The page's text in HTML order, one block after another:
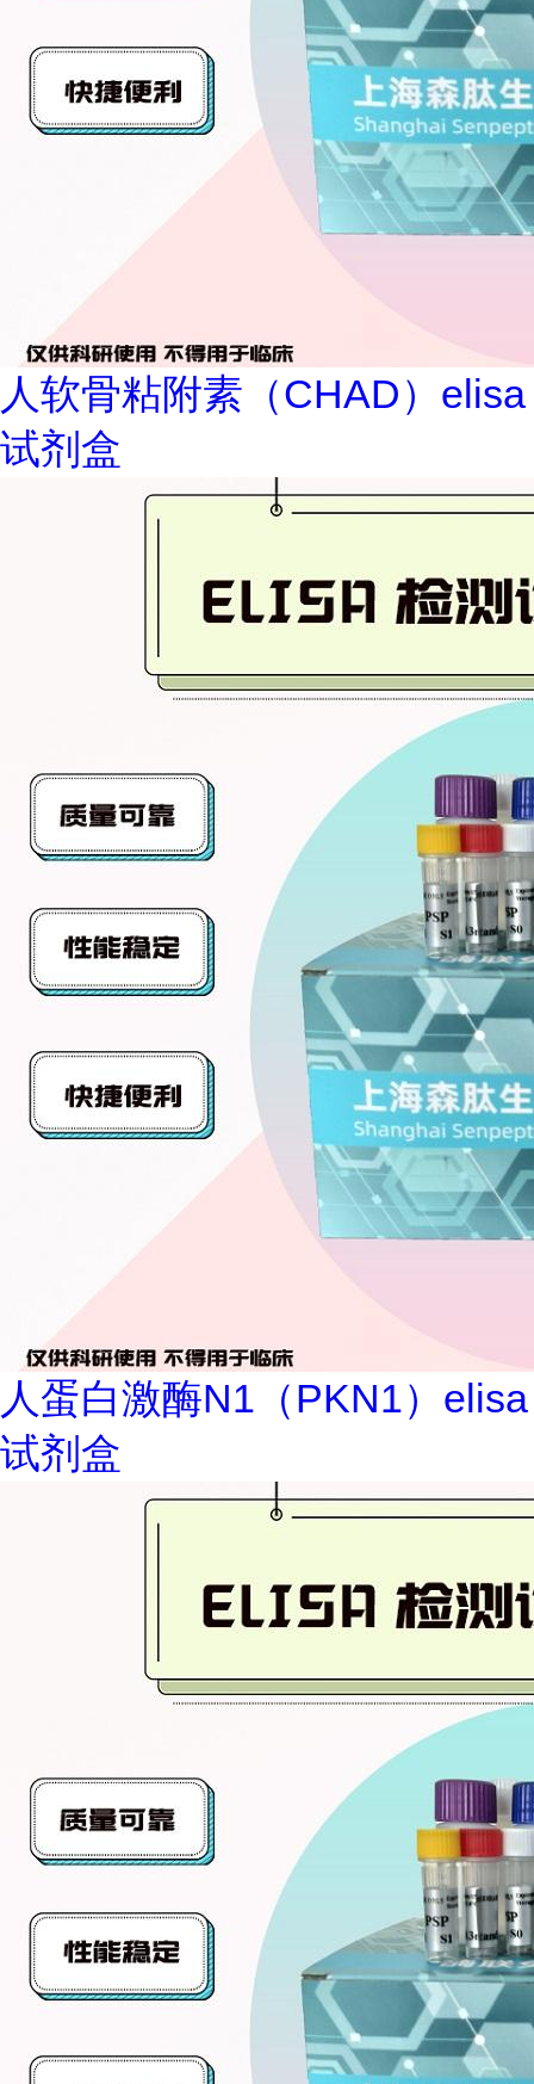
人软骨粘附素（CHAD）elisa
试剂盒
人蛋白激酶N1（PKN1）elisa
试剂盒